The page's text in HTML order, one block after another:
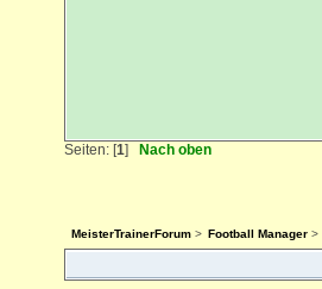
Seiten: [1] Nach oben
MeisterTrainerForum > Football Manager >